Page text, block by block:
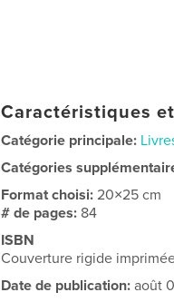
Caractéristiques
Catégorie principale:
Catégories
Format choisi:20×25 cm
# de pages: 84
ISBN
Couverture rigide
Date de publication: août